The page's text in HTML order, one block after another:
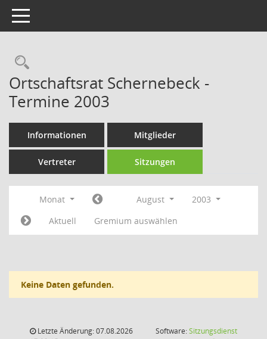
Toggle navigation
Rechercheauswahl
Ortschaftsrat Schernebeck -
Termine 2003
Informationen Mitglieder
Vertreter Sitzungen
Monat August
2003
Aktuell
Gremium auswählen
Keine Daten gefunden.
Letzte Änderung: 07.08.2026
Software:Sitzungsdienst